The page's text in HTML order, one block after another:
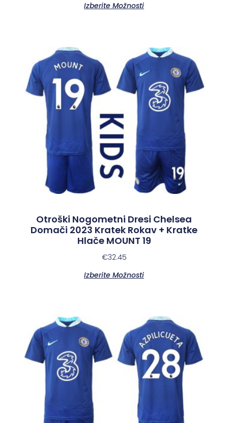
Izberite Možnosti
Otroški Nogometni Dresi Chelsea
Domači 2023 Kratek Rokav + Kratke
Hlače MOUNT 19
€32.45
Izberite Možnosti